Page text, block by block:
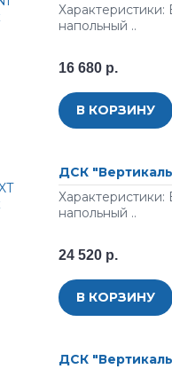
напольный ..
16 680 р.
В КОРЗИНУ
ДСК
напольный ..
24 520 р.
В КОРЗИНУ
ДСК